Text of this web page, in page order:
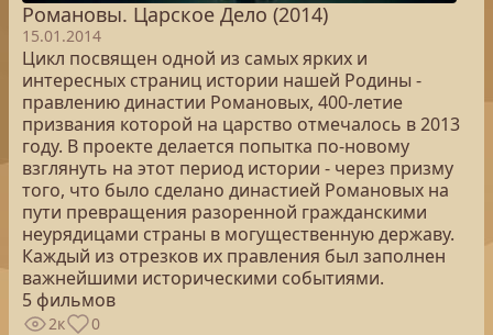
Романовы. Царское Дело (2014)
15.01.2014
Цикл посвящен одной из самых ярких и
интересных страниц истории нашей Родины -
правлению династии Романовых, 400-летие
призвания которой на царство отмечалось в 2013
году. В проекте делается попытка по-новому
взглянуть на этот период истории - через призму
того, что было сделано династией Романовых на
пути превращения разоренной гражданскими
неурядицами страны в могущественную державу.
Каждый из отрезков их правления был заполнен
важнейшими историческими событиями.
5 фильмов
2к 0